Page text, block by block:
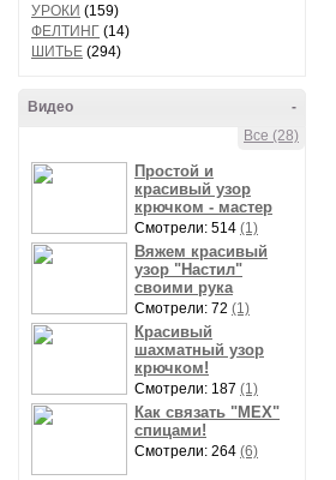
УРОКИ (159)
ФЕЛТИНГ (14)
ШИТЬЕ (294)
-
Видео
Все (28)
Простой и
красивый узор
крючком - мастер
Смотрели: 514 (1)
Вяжем красивый
узор "Настил"
своими рука
Смотрели: 72 (1)
Красивый
шахматный узор
крючком!
Смотрели: 187 (1)
Как связать "МЕХ"
спицами!
Смотрели: 264 (6)